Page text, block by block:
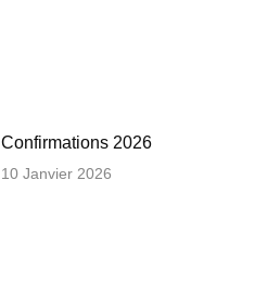
Confirmations 2026
10 Janvier 2026